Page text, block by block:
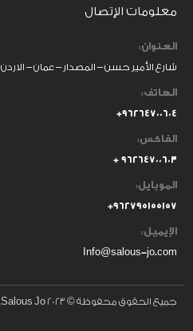
معلومات الإتصال
العنوان:
شارع الأمير حسن – المصدار – عمان – الاردن
الهاتف:
٩٦٢٦٤٧٠٠٦٠٤+
الفاكس:
٩٦٢٦٤٧٠٠٦٠٣ +
الموبايل:
٩٦٢٧٩٥١٥٥١٥٧+
الإيميل:
Info@salous-jo.com
جميع الحقوق محفوظة © 2023 Salous Jo. مدعوم من Wish Arabia